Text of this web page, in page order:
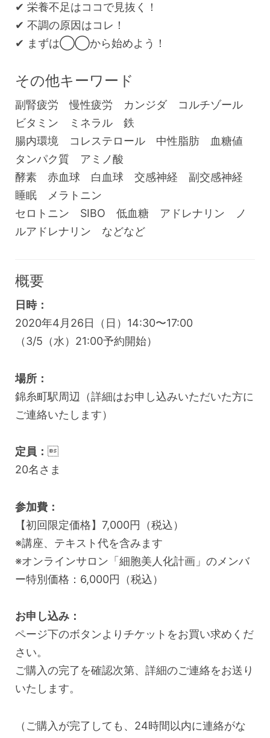
✔︎ 栄養不足はココで見抜く！
✔︎ 不調の原因はコレ！
✔︎ まずは◯◯から始めよう！
その他キーワード
副腎疲労 慢性疲労 カンジダ コルチゾール
ビタミン ミネラル 鉄
腸内環境 コレステロール 中性脂肪 血糖値
タンパク質 アミノ酸
酵素 赤血球 白血球 交感神経 副交感神経
睡眠 メラトニン
セロトニン SIBO 低血糖 アドレナリン ノ
ルアドレナリン などなど
概要
日時：
2020年4月26日（日）14:30〜17:00
（3/5（水）21:00予約開始）
場所：
錦糸町駅周辺（詳細はお申し込みいただいた方に
ご連絡いたします）
定員： 
20名さま
参加費：
【初回限定価格】7,000円（税込）
※講座、テキスト代を含みます
※オンラインサロン「細胞美人化計画」のメンバ
ー特別価格：6,000円（税込）
お申し込み：
ページ下のボタンよりチケットをお買い求めくだ
さい。
ご購入の完了を確認次第、詳細のご連絡をお送り
いたします。
（ご購入が完了しても、24時間以内に連絡がな